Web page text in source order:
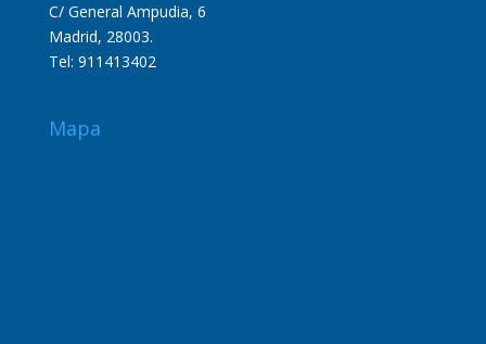
C/ General Ampudia, 6
Madrid, 28003.
Tel: 911413402
Mapa